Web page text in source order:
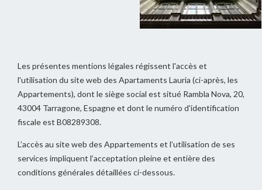
Les présentes mentions légales régissent l'accès et
l'utilisation du site web des Apartaments Lauria (ci-après, les
Appartements), dont le siège social est situé Rambla Nova, 20,
43004 Tarragone, Espagne et dont le numéro d'identification
fiscale est B08289308.
L’accès au site web des Appartements et l’utilisation de ses
services impliquent l’acceptation pleine et entière des
conditions générales détaillées ci-dessous.